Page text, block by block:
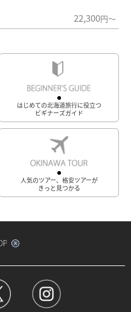
22,300円～
はじめての北海道旅行に役立つ
ビギナーズガイド
人気のツアー、格安ツアーが
きっと見つかる